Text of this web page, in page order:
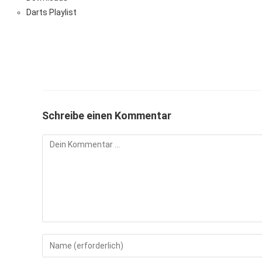
Darts Playlist
Schreibe einen Kommentar
Kommentieren
Gib
deinen